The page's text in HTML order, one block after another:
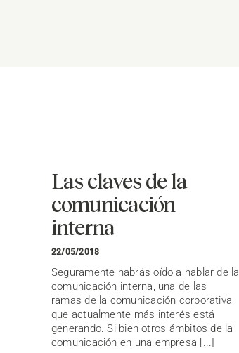
Las claves de la
comunicación
interna
22/05/2018
Seguramente habrás oído a hablar de la
comunicación interna, una de las
ramas de la comunicación corporativa
que actualmente más interés está
generando. Si bien otros ámbitos de la
comunicación en una empresa [...]